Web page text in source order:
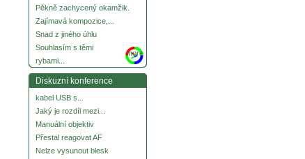
Pěkně zachycený okamžik.
Zajímavá kompozice,...
Snad z jiného úhlu
Souhlasím s těmi
rybami...
more
Diskuzní konference
kabel USB s...
Jaký je rozdíl mezi...
Manuální objektiv
Přestal reagovat AF
Nelze vysunout blesk